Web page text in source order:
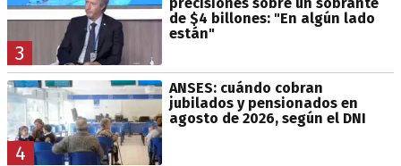
3
de $4 billones: "En algún lado
están"
4
ANSES: cuándo cobran
jubilados y pensionados en
agosto de 2026, según el DNI